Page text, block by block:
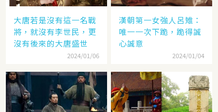
大唐若是沒有這一名戰
將，就沒有李世民，更
沒有後來的大唐盛世
2024/01/06
漢朝第一女強人呂雉：
唯一一次下跪，跪得誠
心誠意
2024/01/04